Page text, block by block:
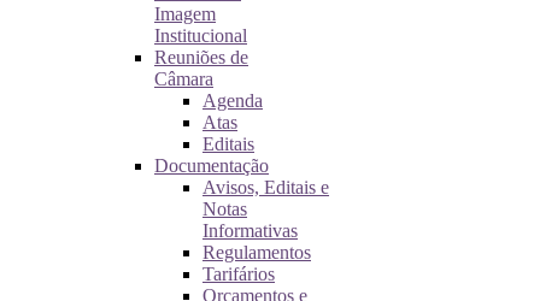
Imagem
Institucional
Reuniões de
Câmara
Agenda
Atas
Editais
Documentação
Avisos, Editais e
Notas
Informativas
Regulamentos
Tarifários
Orçamentos e